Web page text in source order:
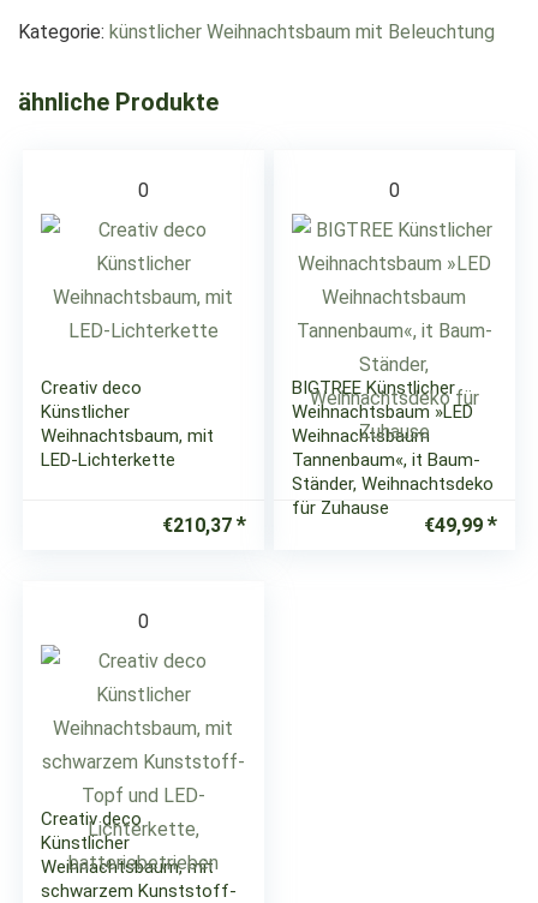
Kategorie: künstlicher Weihnachtsbaum mit Beleuchtung
ähnliche Produkte
0
Creativ deco
Künstlicher
Weihnachtsbaum, mit
LED-Lichterkette
€210,37
0
BIGTREE Künstlicher
Weihnachtsbaum »LED
Weihnachtsbaum
Tannenbaum«, it Baum-
Ständer, Weihnachtsdeko
für Zuhause
€49,99
0
Creativ deco
Künstlicher
Weihnachtsbaum, mit
schwarzem Kunststoff-